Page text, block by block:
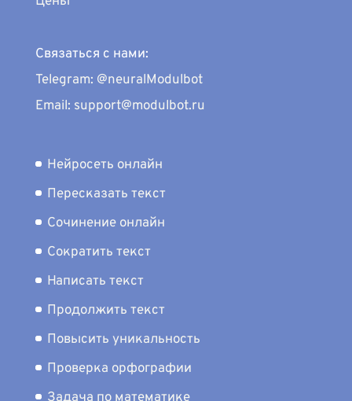
Связаться с нами:
Telegram: @neuralModulbot
Email: support@modulbot.ru
Нейросеть онлайн
Пересказать текст
Сочинение онлайн
Сократить текст
Написать текст
Продолжить текст
Повысить уникальность
Проверка орфографии